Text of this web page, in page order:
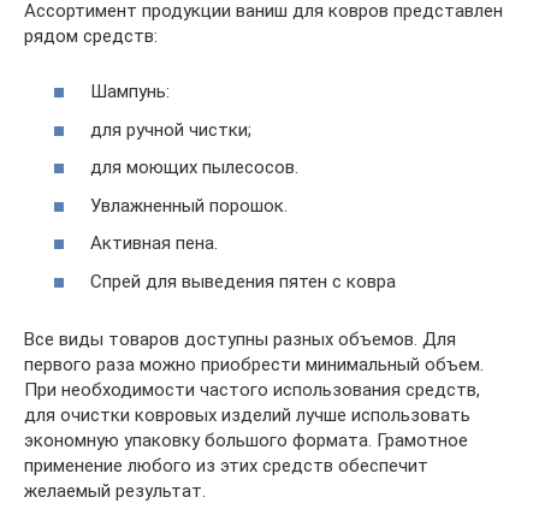
Ассортимент продукции ваниш для ковров представлен
рядом средств:
Шампунь:
для ручной чистки;
для моющих пылесосов.
Увлажненный порошок.
Активная пена.
Спрей для выведения пятен с ковра
Все виды товаров доступны разных объемов. Для
первого раза можно приобрести минимальный объем.
При необходимости частого использования средств,
для очистки ковровых изделий лучше использовать
экономную упаковку большого формата. Грамотное
применение любого из этих средств обеспечит
желаемый результат.